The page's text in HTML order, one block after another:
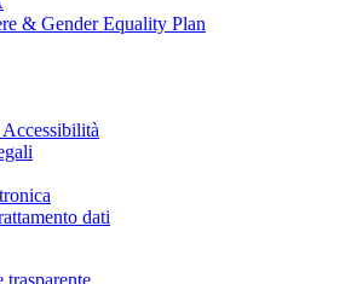
& Gender Equality Plan
Accessibilità
dati